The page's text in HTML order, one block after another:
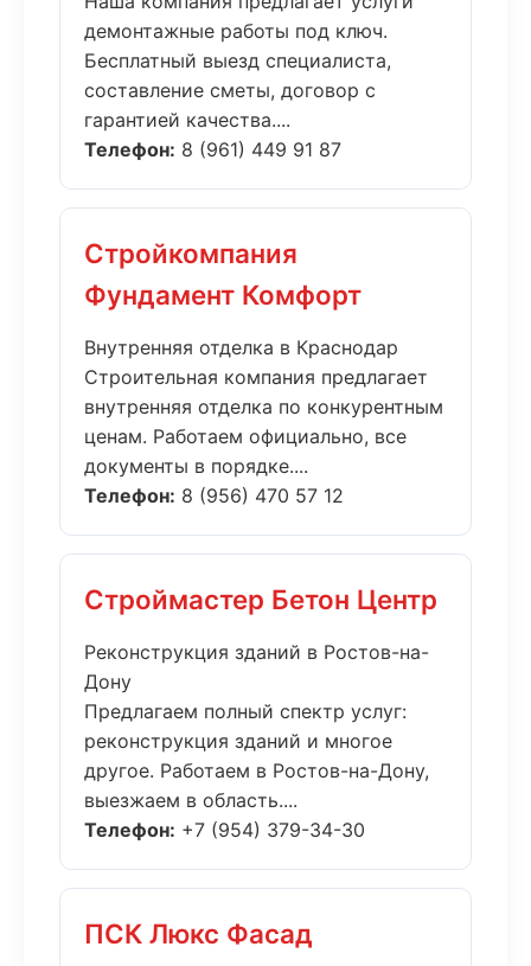
демонтажные работы под ключ.
Бесплатный выезд специалиста,
составление сметы, договор с
гарантией качества....
Телефон: 8 (961) 449 91 87
Стройкомпания
Фундамент Комфорт
Внутренняя отделка в Краснодар
Строительная компания предлагает
внутренняя отделка по конкурентным
ценам. Работаем официально, все
документы в порядке....
Телефон: 8 (956) 470 57 12
Строймастер Бетон Центр
Реконструкция зданий в Ростов-на-
Дону
Предлагаем полный спектр услуг:
реконструкция зданий и многое
другое. Работаем в Ростов-на-Дону,
выезжаем в область....
Телефон: +7 (954) 379-34-30
ПСК Люкс Фасад